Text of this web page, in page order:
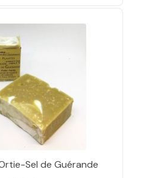
Sel de Guérande